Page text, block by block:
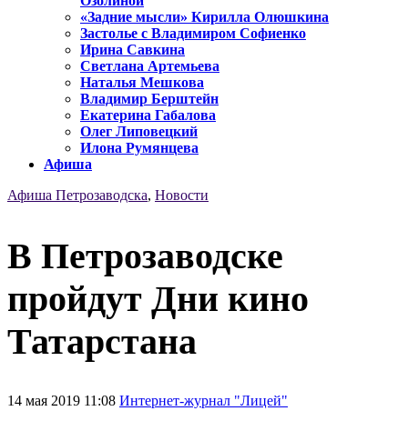
«Задние мысли» Кирилла Олюшкина
Застолье с Владимиром Софиенко
Ирина Савкина
Светлана Артемьева
Наталья Мешкова
Владимир Берштейн
Екатерина Габалова
Олег Липовецкий
Илона Румянцева
Афиша
Афиша Петрозаводска, Новости
В Петрозаводске
пройдут Дни кино
Татарстана
14 мая 2019 11:08 Интернет-журнал "Лицей"